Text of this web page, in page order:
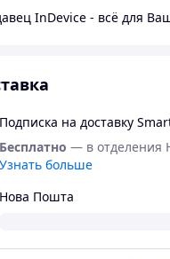
InDevice - всё для
Подписка на доставку
Бесплатно — в отделения
Узнать больше
Нова Пошта